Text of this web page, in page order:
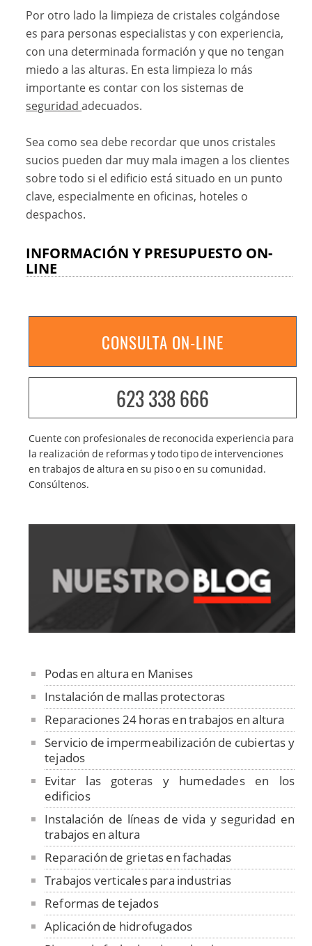
Por otro lado la limpieza de cristales colgándose
es para personas especialistas y con experiencia,
con una determinada formación y que no tengan
miedo a las alturas. En esta limpieza lo más
importante es contar con los sistemas de
seguridadadecuados.
Sea como sea debe recordar que unos cristales
sucios pueden dar muy mala imagen a los clientes
sobre todo si el edificio está situado en un punto
clave, especialmente en oficinas, hoteles o
despachos.
INFORMACIÓN Y PRESUPUESTO ON-
LINE
CONSULTA ON-LINE
623 338 666
Cuente con profesionales de reconocida experiencia para
la realización de reformas y todo tipo de intervenciones
en trabajos de altura en su piso o en su comunidad.
Consúltenos.
Podas en altura en Manises
Instalación de mallas protectoras
Reparaciones 24 horas en trabajos en altura
Servicio de impermeabilización de cubiertas y
tejados
Evitar las goteras y humedades en los
edificios
Instalación de líneas de vida y seguridad en
trabajos en altura
Reparación de grietas en fachadas
Trabajos verticales para industrias
Reformas de tejados
Aplicación de hidrofugados